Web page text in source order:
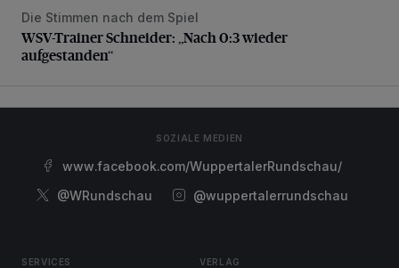
WSV-Trainer Schneider: „Nach 0:3 wieder aufgestanden“
Die Stimmen nach dem Spiel
WSV-Trainer Schneider: „Nach 0:3 wieder
aufgestanden“
SOZIALE MEDIEN
www.facebook.com/WuppertalerRundschau/
@WRundschau
@wuppertalerrundschau
SERVICES VERLAG